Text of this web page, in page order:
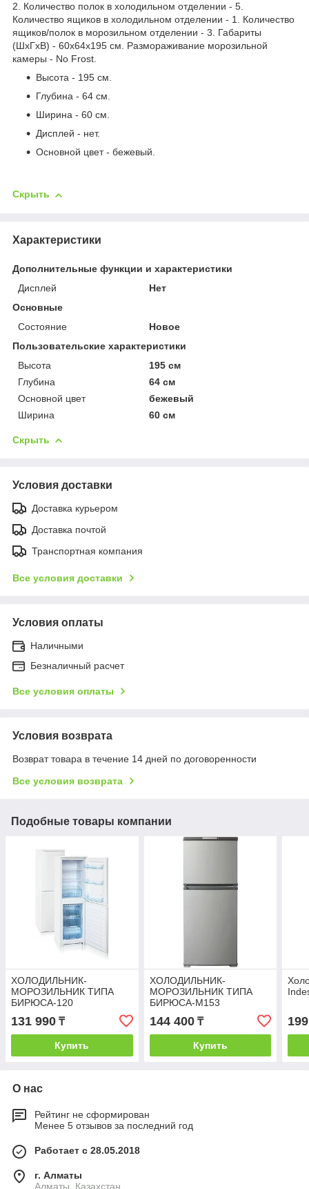
2. Количество полок в холодильном отделении - 5.
Количество ящиков в холодильном отделении - 1. Количество
ящиков/полок в морозильном отделении - 3. Габариты
(ШxГxВ) - 60x64x195 см. Размораживание морозильной
камеры - No Frost.
Высота - 195 см.
Глубина - 64 см.
Ширина - 60 см.
Дисплей - нет.
Основной цвет - бежевый.
Скрыть
Характеристики
Дополнительные функции и характеристики
Дисплей
Нет
Основные
Состояние
Новое
Пользовательские характеристики
Высота
195 см
Глубина
64 см
Основной цвет
бежевый
Ширина
60 см
Скрыть
Условия доставки
Доставка курьером
Доставка почтой
Транспортная компания
Все условия доставки
Условия оплаты
Наличными
Безналичный расчет
Все условия оплаты
Условия возврата
Возврат товара в течение 14 дней по договоренности
Все условия возврата
Подобные товары компании
ХОЛОДИЛЬНИК-
МОРОЗИЛЬНИК ТИПА
БИРЮСА-120
131 990 ₸
Купить
ХОЛОДИЛЬНИК-
МОРОЗИЛЬНИК ТИПА
БИРЮСА-M153
144 400₸
Купить
О нас
Рейтинг не сформирован
Менее 5 отзывов за последний год
Работает с 28.05.2018
г. Алматы
Алматы, Казахстан